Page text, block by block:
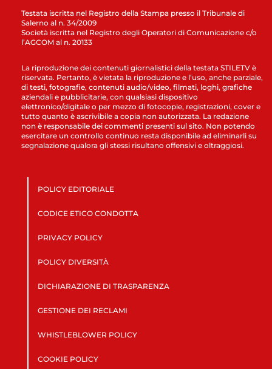
Testata iscritta nel Registro della Stampa presso il Tribunale di
Salerno al n. 34/2009
Società iscritta nel Registro degli Operatori di Comunicazione c/o
l’AGCOM al n. 20133
La riproduzione dei contenuti giornalistici della testata STILETV è
riservata. Pertanto, è vietata la riproduzione e l’uso, anche parziale,
di testi, fotografie, contenuti audio/video, filmati, loghi, grafiche
aziendali e pubblicitarie, con qualsiasi dispositivo
elettronico/digitale o per mezzo di fotocopie, registrazioni, cover e
tutto quanto è ascrivibile a copia non autorizzata. La redazione
non è responsabile dei commenti presenti sul sito. Non potendo
esercitare un controllo continuo resta disponibile ad eliminarli su
segnalazione qualora gli stessi risultano offensivi e oltraggiosi.
POLICY EDITORIALE
CODICE ETICO CONDOTTA
PRIVACY POLICY
POLICY DIVERSITÀ
DICHIARAZIONE DI TRASPARENZA
GESTIONE DEI RECLAMI
WHISTLEBLOWER POLICY
COOKIE POLICY